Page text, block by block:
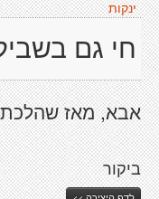
ינקות
חי גם
אבא, מאז שהלכת
ביקור